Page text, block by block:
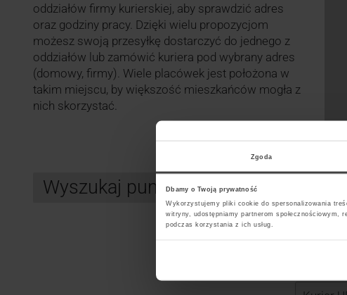
Zgoda
Dbamy o Twoją prywatność
Wykorzystujemy pliki cookie do spersonalizowania
witryny, udostępniamy partnerom społecznościowym,
podczas korzystania z ich usług.
oddziałów firmy kurierskiej, aby sprawdzić adres
oraz godziny pracy. Dzięki wielu propozycjom
możesz swoją przesyłkę dostarczyć do jednego z
oddziałów lub zamówić kuriera pod wybrany adres
(domowy, firmy). Wiele placówek jest położona w
takim miejscu, by większość mieszkańców mogła z
nich skorzystać.
Wyszukaj punkt kurierski UPS